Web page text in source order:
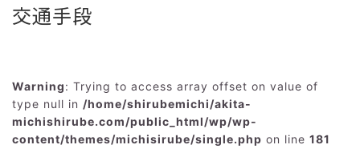
交通手段
Warning: Trying to access array offset on value of
type null in /home/shirubemichi/akita-
michishirube.com/public_html/wp/wp-
content/themes/michisirube/single.php on line 181